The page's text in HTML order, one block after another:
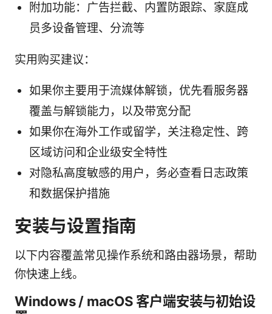
附加功能：广告拦截、内置防跟踪、家庭成
员多设备管理、分流等
实用购买建议：
如果你主要用于流媒体解锁，优先看服务器
覆盖与解锁能力，以及带宽分配
如果你在海外工作或留学，关注稳定性、跨
区域访问和企业级安全特性
对隐私高度敏感的用户，务必查看日志政策
和数据保护措施
安装与设置指南
以下内容覆盖常见操作系统和路由器场景，帮助
你快速上线。
Windows / macOS 客户端安装与初始设